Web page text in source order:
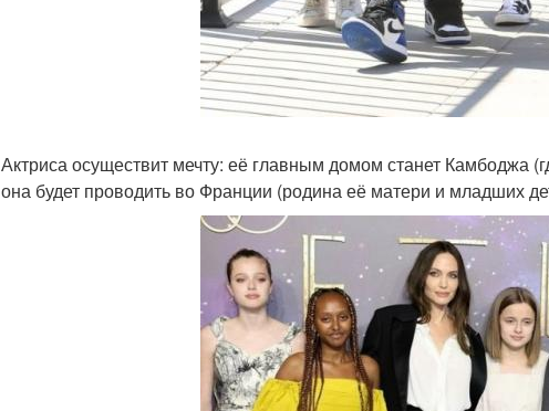
Актриса осуществит мечту: её главным домом станет Камбоджа
она будет проводить во Франции (родина её матери и младших